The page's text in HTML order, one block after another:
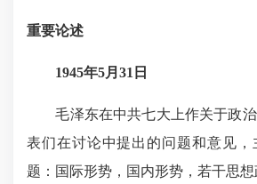
重要论述
1945年5月31日
毛泽东在中共七大上作关于政治
表们在讨论中提出的问题和意见，
题：国际形势，国内形势，若干思想